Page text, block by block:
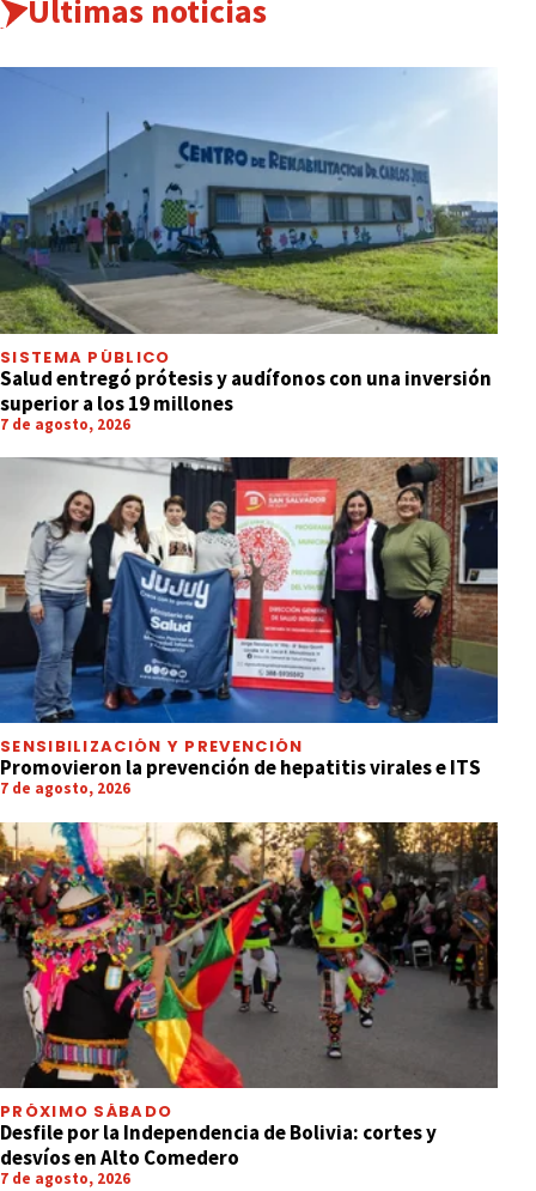
Últimas noticias
SISTEMA PÚBLICO
Salud entregó prótesis y audífonos con una inversión
superior a los 19 millones
7 de agosto, 2026
SENSIBILIZACIÓN Y PREVENCIÓN
Promovieron la prevención de hepatitis virales e ITS
7 de agosto, 2026
PRÓXIMO SÁBADO
Desfile por la Independencia de Bolivia: cortes y
desvíos en Alto Comedero
7 de agosto, 2026